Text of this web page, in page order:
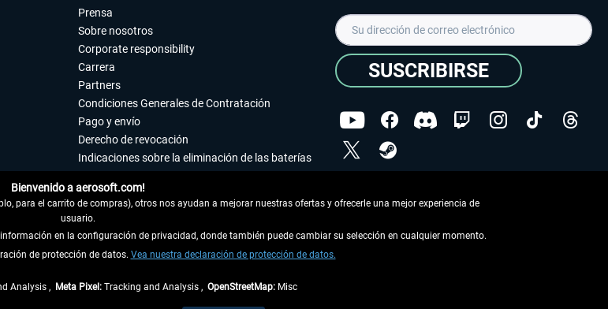
Prensa
Sobre nosotros
Corporate responsibility
Carrera
Partners
Condiciones Generales de Contratación
Pago y envío
Derecho de revocación
Indicaciones sobre la eliminación de las baterías
Accesibilidad
Aviso legal
SUSCRIBIRSE
Copyright © Aerosoft GmbH - Todos los derechos
Bienvenido a aerosoft.com!
para el carrito de compras), otros nos ayudan a mejorar nuestras ofertas y ofrecerle una mejor experiencia de
usuario.
en la configuración de privacidad, donde también puede cambiar su selección en cualquier momento.
de protección de datos. Vea nuestra declaración de protección de datos.
Analysis , Meta Pixel: Tracking and Analysis , OpenStreetMap: Misc